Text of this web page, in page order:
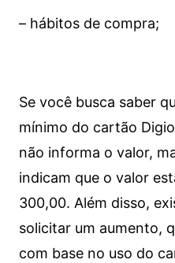
– hábitos de compra;
Se você busca saber
mínimo do cartão
não informa o valor,
indicam que o valor
300,00. Além disso,
solicitar um aumento,
com base no uso do